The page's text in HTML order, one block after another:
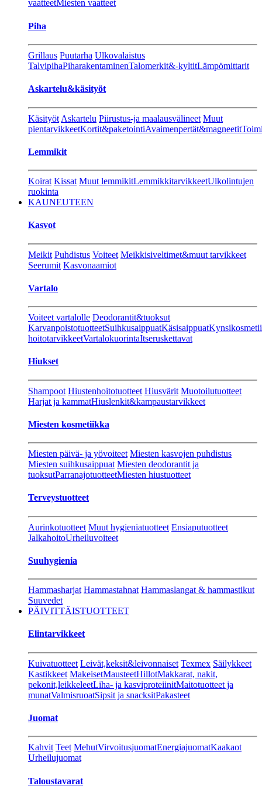
vaatteetMiesten vaatteet
Piha
Grillaus Puutarha Ulkovalaistus
TalvipihaPiharakentaminenTalomerkit&-kyltitLämpömittarit
Askartelu&käsityöt
Käsityöt Askartelu Piirustus-ja maalausvälineet Muut
pientarvikkeetKortit&paketointiAvaimenpertät&magneetit
Lemmikit
Koirat Kissat Muut lemmikitLemmikkitarvikkeetUlkolintujen
ruokinta
KAUNEUTEEN
Kasvot
Meikit Puhdistus Voiteet Meikkisiveltimet&muut tarvikkeet
Seerumit Kasvonaamiot
Vartalo
Voiteet vartalolle Deodorantit&tuoksut
KarvanpoistotuotteetSuihkusaippuatKäsisaippuat
hoitotarvikkeetVartalokuorintaItseruskettavat
Hiukset
Shampoot Hiustenhoitotuotteet Hiusvärit Muotoilutuotteet
Harjat ja kammatHiuslenkit&kampaustarvikkeet
Miesten kosmetiikka
Miesten päivä- ja yövoiteet Miesten kasvojen puhdistus
Miesten suihkusaippuat Miesten deodorantit ja
tuoksutParranajotuotteetMiesten hiustuotteet
Terveystuotteet
Aurinkotuotteet Muut hygieniatuotteet Ensiaputuotteet
JalkahoitoUrheiluvoiteet
Suuhygienia
Hammasharjat Hammastahnat Hammaslangat & hammastikut
Suuvedet
PÄIVITTÄISTUOTTEET
Elintarvikkeet
Kuivatuotteet Leivät,keksit&leivonnaiset Texmex Säilykkeet
Kastikkeet MakeisetMausteetHillotMakkarat, nakit,
pekonit,leikkeleetLiha- ja kasviproteiinitMaitotuotteet ja
munatValmisruoatSipsit ja snacksitPakasteet
Juomat
Kahvit Teet MehutVirvoitusjuomatEnergiajuomatKaakaot
Urheilujuomat
Taloustavarat